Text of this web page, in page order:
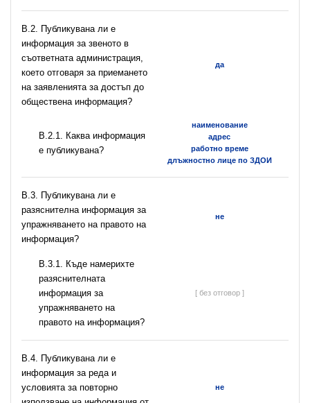
В.2. Публикувана ли е
информация за звеното в
съответната администрация,
което отговаря за приемането
на заявленията за достъп до
обществена информация?
да
B.2.1. Каква информация
е публикувана?
наименование
адрес
работно време
длъжностно лице по ЗДОИ
В.3. Публикувана ли е
разяснителна информация за
упражняването на правото на
информация?
не
В.3.1. Къде намерихте
разяснителната
информация за
упражняването на
правото на информация?
[ без отговор ]
В.4. Публикувана ли е
информация за реда и
условията за повторно
не